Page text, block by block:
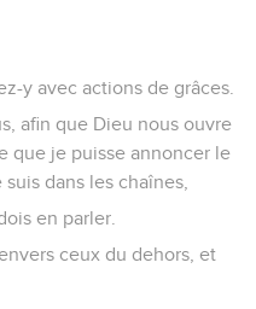
y avec actions de grâces.
afin que Dieu nous ouvre
que je puisse annoncer le
dans les chaînes,
en parler.
ceux du dehors, et